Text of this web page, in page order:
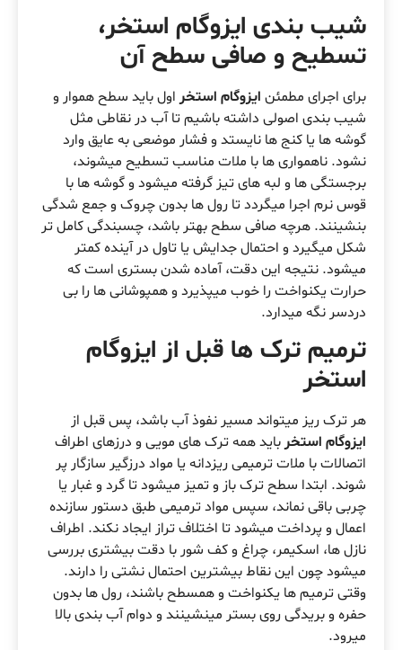
شیب بندی ایزوگام استخر،
تسطیح و صافی سطح آن
برای اجرای مطمئن ایزوگام استخر اول باید سطح هموار و
شیب بندی اصولی داشته باشیم تا آب در نقاطی مثل
گوشه ها یا کنج ها نایستد و فشار موضعی به عایق وارد
نشود. ناهمواری ها با ملات مناسب تسطیح میشوند،
برجستگی ها و لبه های تیز گرفته میشود و گوشه ها با
قوس نرم اجرا میگردد تا رول ها بدون چروک و جمع شدگی
بنشینند. هرچه صافی سطح بهتر باشد، چسبندگی کامل تر
شکل میگیرد و احتمال جدایش یا تاول در آینده کمتر
میشود. نتیجه این دقت، آماده شدن بستری است که
حرارت یکنواخت را خوب میپذیرد و همپوشانی ها را بی
دردسر نگه میدارد.
ترمیم ترک ها قبل از ایزوگام
استخر
هر ترک ریز میتواند مسیر نفوذ آب باشد، پس قبل از
ایزوگام استخر باید همه ترک های مویی و درزهای اطراف
اتصالات با ملات ترمیمی ریزدانه یا مواد درزگیر سازگار پر
شوند. ابتدا سطح ترک باز و تمیز میشود تا گرد و غبار یا
چربی باقی نماند، سپس مواد ترمیمی طبق دستور سازنده
اعمال و پرداخت میشود تا اختلاف تراز ایجاد نکند. اطراف
نازل ها، اسکیمر، چراغ و کف شور با دقت بیشتری بررسی
میشود چون این نقاط بیشترین احتمال نشتی را دارند.
وقتی ترمیم ها یکنواخت و همسطح باشند، رول ها بدون
حفره و بریدگی روی بستر مینشینند و دوام آب بندی بالا
میرود.